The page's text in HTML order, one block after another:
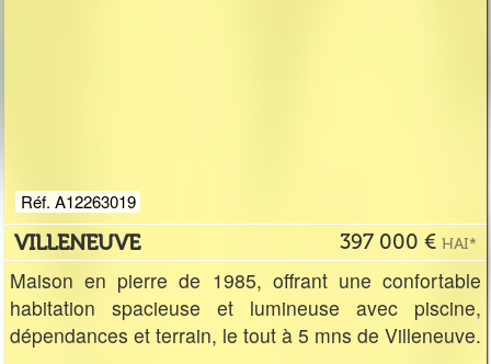
Réf. A12263019
VILLENEUVE 397 000 € HAI*
Maison en pierre de 1985, offrant une confortable
habitation spacieuse et lumineuse avec piscine,
dépendances et terrain, le tout à 5 mns de Villeneuve.